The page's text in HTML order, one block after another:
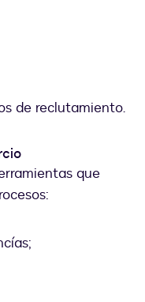
de reclutamiento.
que